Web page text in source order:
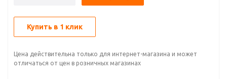
Купить в 1 клик
Цена действительна только для интернет-магазина и может
отличаться от цен в розничных магазинах